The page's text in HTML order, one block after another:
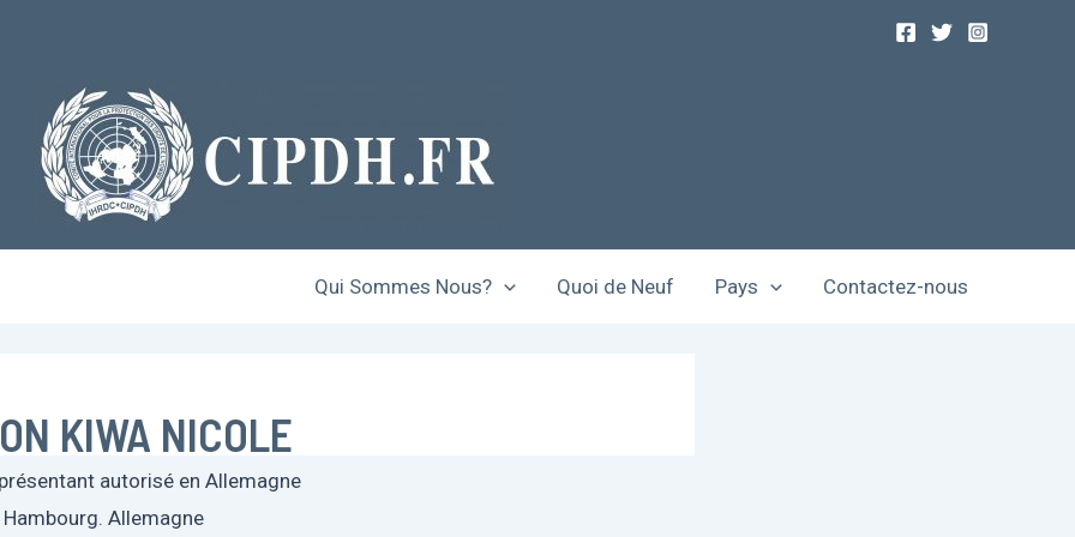
Qui Sommes Nous? Quoi de Neuf Pays Contactez-nous
KIWA NICOLE
autorisé en Allemagne
Hambourg. Allemagne